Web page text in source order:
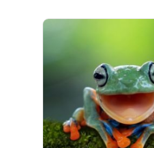
Varianten
Die
Optionen